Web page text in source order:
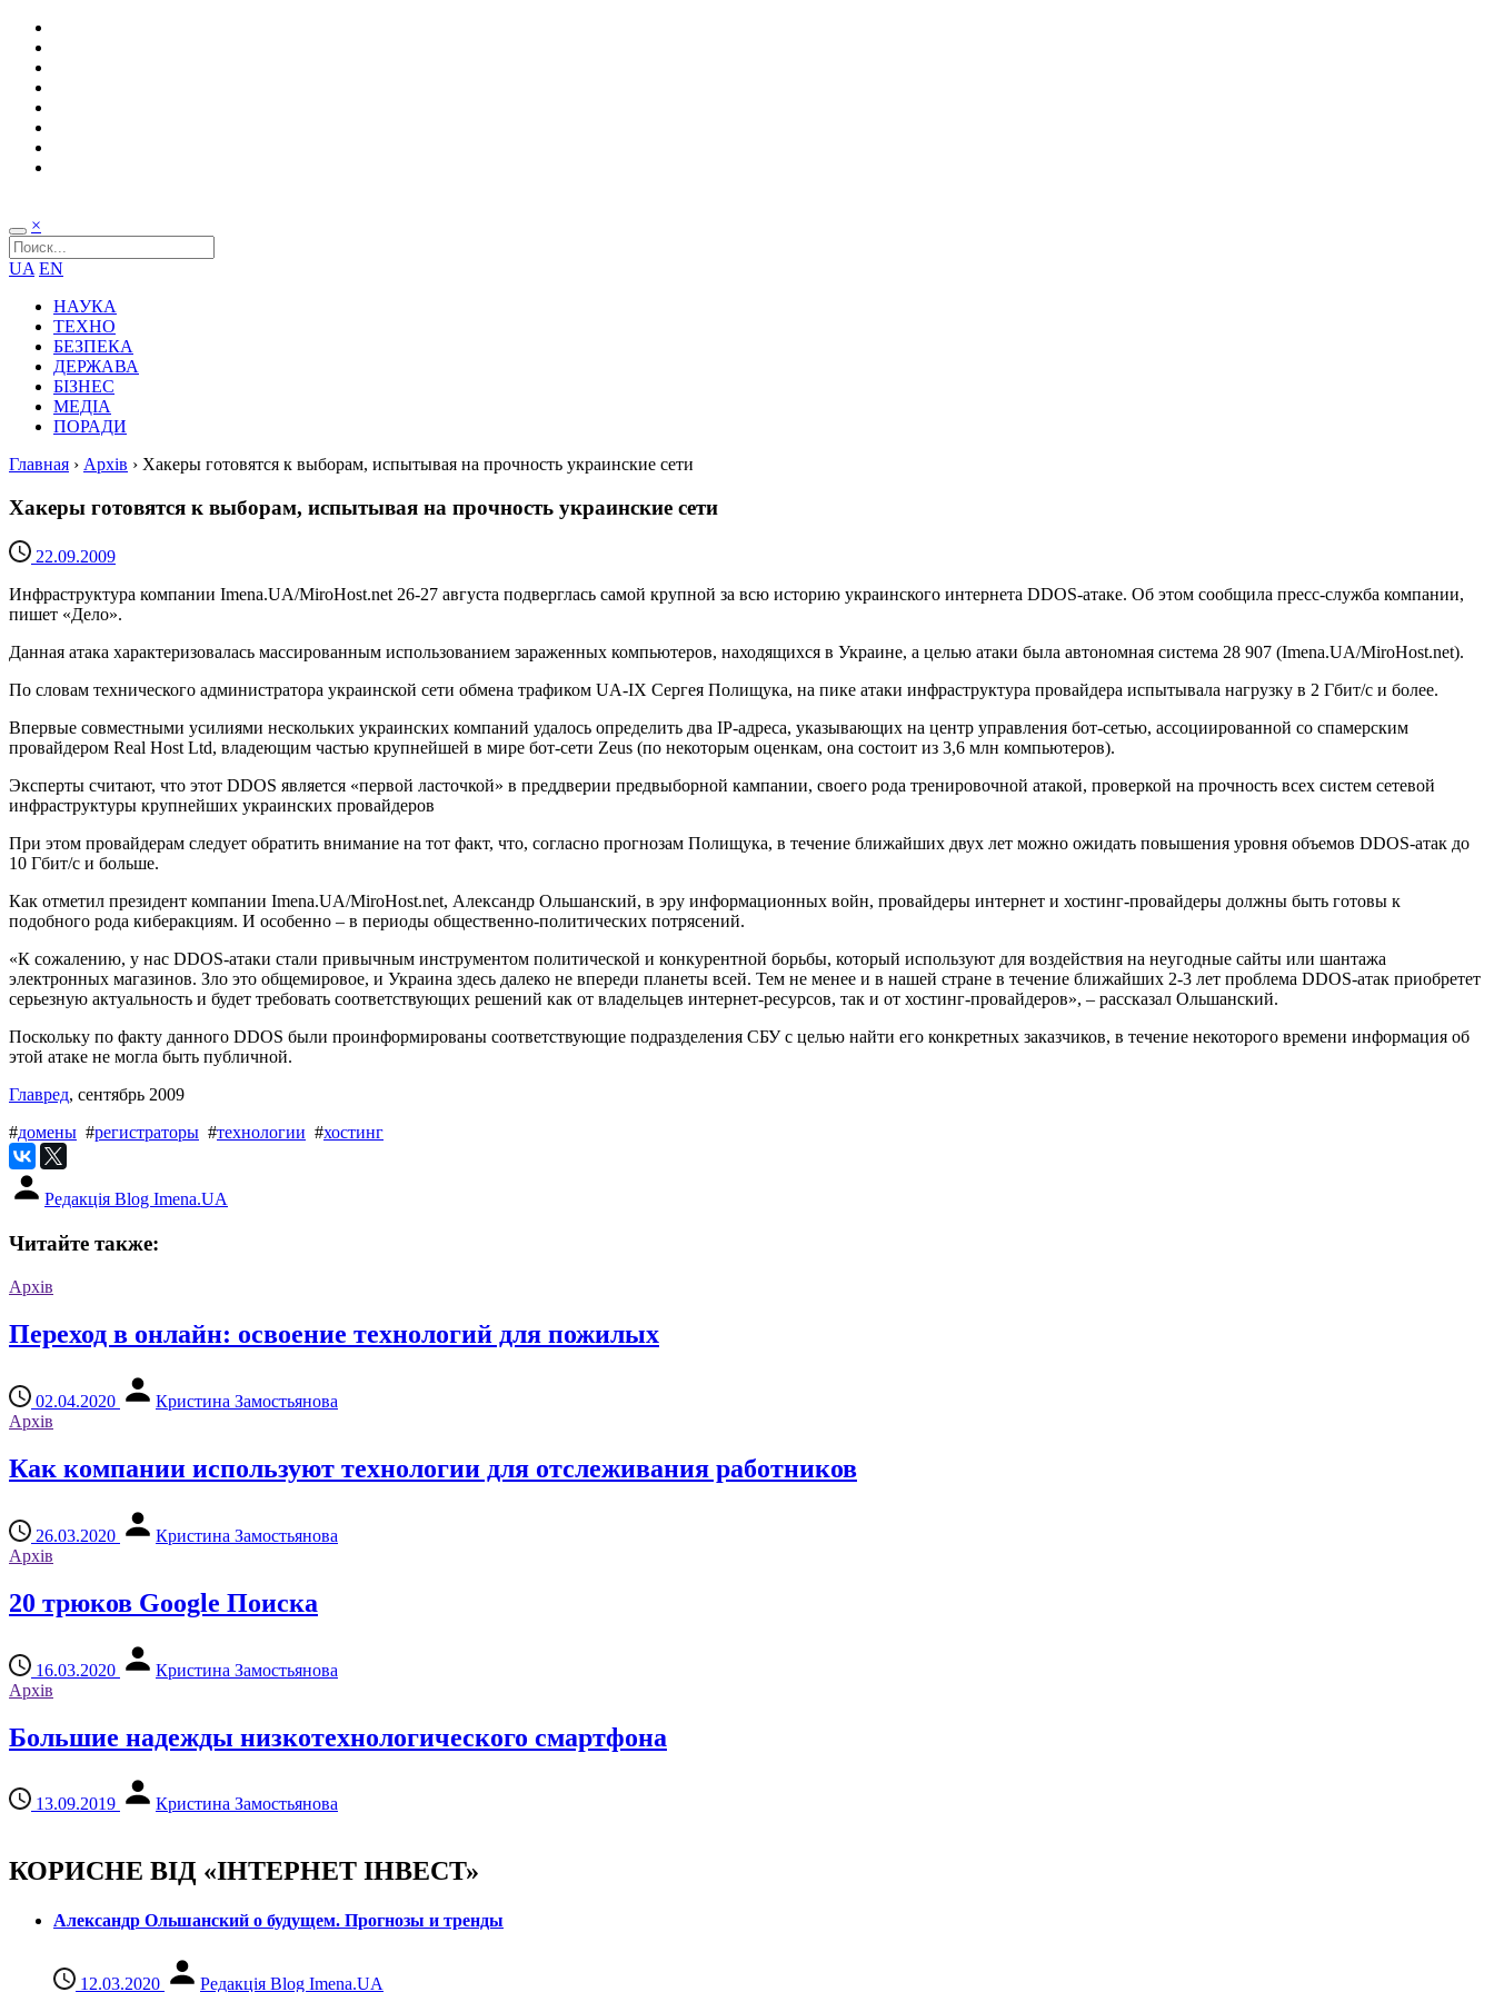
×
UA EN
НАУКА
ТЕХНО
БЕЗПЕКА
ДЕРЖАВА
БІЗНЕС
МЕДІА
ПОРАДИ
Главная › Архів › Хакеры готовятся к выборам, испытывая на прочность украинские сети
Хакеры готовятся к выборам, испытывая на прочность украинские сети
22.09.2009
Инфраструктура компании Imena.UA/MiroHost.net 26-27 августа подверглась самой крупной за всю историю украинского интернета DDOS-атаке. Об этом сообщила пресс-служба компании,
пишет «Дело».
Данная атака характеризовалась массированным использованием зараженных компьютеров, находящихся в Украине, а целью атаки была автономная система 28 907 (Imena.UA/MiroHost.net).
По словам технического администратора украинской сети обмена трафиком UA-IX Сергея Полищука, на пике атаки инфраструктура провайдера испытывала нагрузку в 2 Гбит/с и более.
Впервые совместными усилиями нескольких украинских компаний удалось определить два IP-адреса, указывающих на центр управления бот-сетью, ассоциированной со спамерским
провайдером Real Host Ltd, владеющим частью крупнейшей в мире бот-сети Zeus (по некоторым оценкам, она состоит из 3,6 млн компьютеров).
Эксперты считают, что этот DDOS является «первой ласточкой» в преддверии предвыборной кампании, своего рода тренировочной атакой, проверкой на прочность всех систем сетевой
инфраструктуры крупнейших украинских провайдеров
При этом провайдерам следует обратить внимание на тот факт, что, согласно прогнозам Полищука, в течение ближайших двух лет можно ожидать повышения уровня объемов DDOS-атак до
10 Гбит/с и больше.
Как отметил президент компании Imena.UA/MiroHost.net, Александр Ольшанский, в эру информационных войн, провайдеры интернет и хостинг-провайдеры должны быть готовы к
подобного рода киберакциям. И особенно – в периоды общественно-политических потрясений.
«К сожалению, у нас DDOS-атаки стали привычным инструментом политической и конкурентной борьбы, который используют для воздействия на неугодные сайты или шантажа
электронных магазинов. Зло это общемировое, и Украина здесь далеко не впереди планеты всей. Тем не менее и в нашей стране в течение ближайших 2-3 лет проблема DDOS-атак приобретет
серьезную актуальность и будет требовать соответствующих решений как от владельцев интернет-ресурсов, так и от хостинг-провайдеров», – рассказал Ольшанский.
Поскольку по факту данного DDOS были проинформированы соответствующие подразделения СБУ с целью найти его конкретных заказчиков, в течение некоторого времени информация об
этой атаке не могла быть публичной.
Главред, сентябрь 2009
#домены #регистраторы #технологии #хостинг
Редакція Blog Imena.UA
Читайте также:
Архів
Переход в онлайн: освоение технологий для пожилых
02.04.2020
Кристина Замостьянова
Архів
Как компании используют технологии для отслеживания работников
26.03.2020
Кристина Замостьянова
Архів
20 трюков Google Поиска
16.03.2020
Кристина Замостьянова
Архів
Большие надежды низкотехнологического смартфона
13.09.2019 Кристина Замостьянова
КОРИСНЕ ВІД «ІНТЕРНЕТ ІНВЕСТ»
Александр Ольшанский о будущем. Прогнозы и тренды
12.03.2020 Редакція Blog Imena.UA